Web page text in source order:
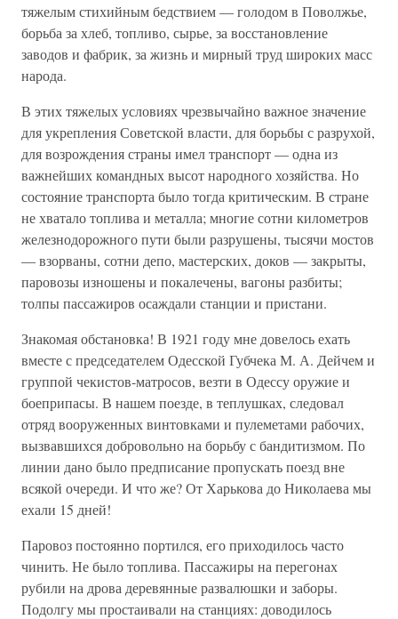
тяжелым стихийным бедствием — голодом в Поволжье,
борьба за хлеб, топливо, сырье, за восстановление
заводов и фабрик, за жизнь и мирный труд широких масс
народа.
В этих тяжелых условиях чрезвычайно важное значение
для укрепления Советской власти, для борьбы с разрухой,
для возрождения страны имел транспорт — одна из
важнейших командных высот народного хозяйства. Но
состояние транспорта было тогда критическим. В стране
не хватало топлива и металла; многие сотни километров
железнодорожного пути были разрушены, тысячи мостов
— взорваны, сотни депо, мастерских, доков — закрыты,
паровозы изношены и покалечены, вагоны разбиты;
толпы пассажиров осаждали станции и пристани.
Знакомая обстановка! В 1921 году мне довелось ехать
вместе с председателем Одесской Губчека М. А. Дейчем и
группой чекистов-матросов, везти в Одессу оружие и
боеприпасы. В нашем поезде, в теплушках, следовал
отряд вооруженных винтовками и пулеметами рабочих,
вызвавшихся добровольно на борьбу с бандитизмом. По
линии дано было предписание пропускать поезд вне
всякой очереди. И что же? От Харькова до Николаева мы
ехали 15 дней!
Паровоз постоянно портился, его приходилось часто
чинить. Не было топлива. Пассажиры на перегонах
рубили на дрова деревянные развалюшки и заборы.
Подолгу мы простаивали на станциях: доводилось